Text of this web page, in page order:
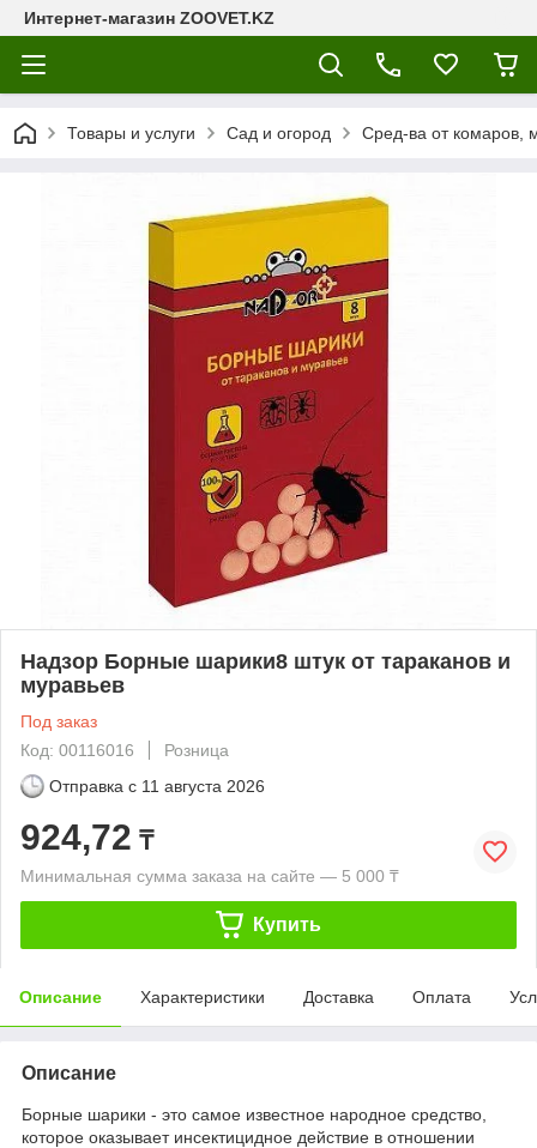
Интернет-магазин ZOOVET.KZ
Товары и услуги Сад и огород Сред-ва от комаров,
Надзор Борные шарики8 штук от тараканов и
муравьев
Под заказ
Код: 00116016
Розница
Отправка с 11 августа 2026
924,72 ₸
Минимальная сумма заказа на сайте — 5 000 ₸
Купить
Описание Характеристики Доставка Оплата
Описание
Борные шарики - это самое известное народное средство,
которое оказывает инсектицидное действие в отношении